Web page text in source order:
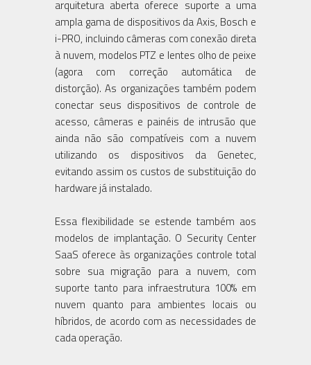
arquitetura aberta oferece suporte a uma
ampla gama de dispositivos da Axis, Bosch e
i-PRO, incluindo câmeras com conexão direta
à nuvem, modelos PTZ e lentes olho de peixe
(agora com correção automática de
distorção). As organizações também podem
conectar seus dispositivos de controle de
acesso, câmeras e painéis de intrusão que
ainda não são compatíveis com a nuvem
utilizando os dispositivos da Genetec,
evitando assim os custos de substituição do
hardware já instalado.
Essa flexibilidade se estende também aos
modelos de implantação. O Security Center
SaaS oferece às organizações controle total
sobre sua migração para a nuvem, com
suporte tanto para infraestrutura 100% em
nuvem quanto para ambientes locais ou
híbridos, de acordo com as necessidades de
cada operação.